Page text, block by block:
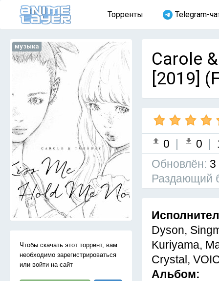
Торренты Telegram-
музыка
Чтобы скачать этот торрент, вам
необходимо зарегистрироваться
или войти на сайт
Carole
[2019]
0 | 0 |
Обновлён: 3
Раздающий
Dyson,
Kuriyama,
Crystal,
Альбом: